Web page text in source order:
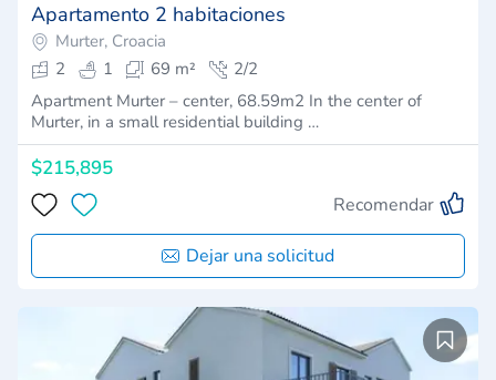
Apartamento 2 habitaciones
Murter, Croacia
2
1 69 m²
2/2
Apartment Murter – center, 68.59m2 In the center of
Murter, in a small residential building …
$215,895
Recomendar
Dejar una solicitud